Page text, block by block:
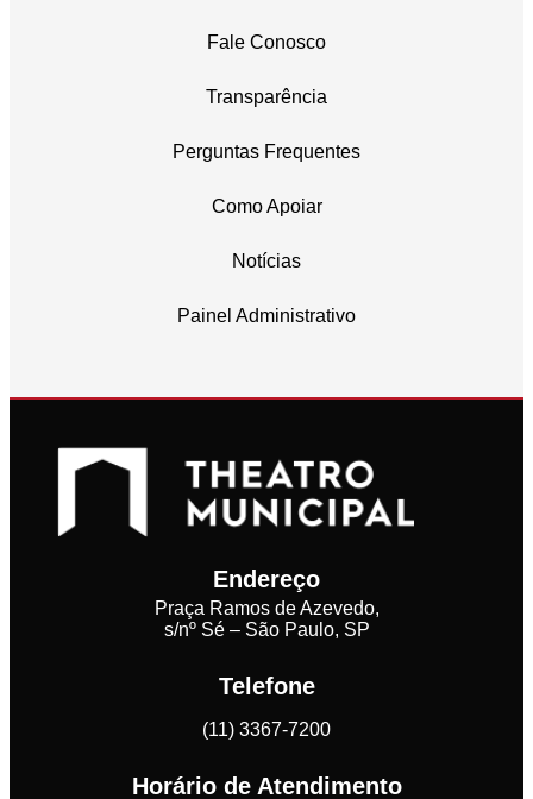
Fale Conosco
Transparência
Perguntas Frequentes
Como Apoiar
Notícias
Painel Administrativo
Endereço
Praça Ramos de Azevedo,
s/nº Sé – São Paulo, SP
Telefone
(11) 3367-7200
Horário de Atendimento